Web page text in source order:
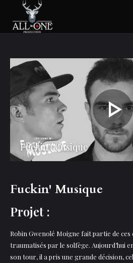
Fuckin’ Musique
Fuckin' Musique
Projet :
Robin Gwenolé Moigne fait partie de
traumatisés par le solfège. Aujourd’hui
son tour, il a pris une grande décision,